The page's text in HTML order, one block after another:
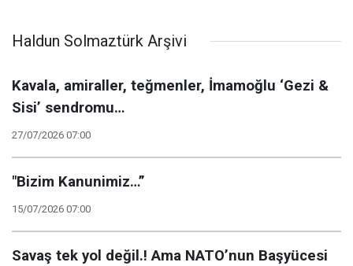
Haldun Solmaztürk Arşivi
Kavala, amiraller, teğmenler, İmamoğlu ‘Gezi &
Sisi’ sendromu…
27/07/2026 07:00
"Bizim Kanunimiz…”
15/07/2026 07:00
Savaş tek yol değil.! Ama NATO’nun Başyücesi